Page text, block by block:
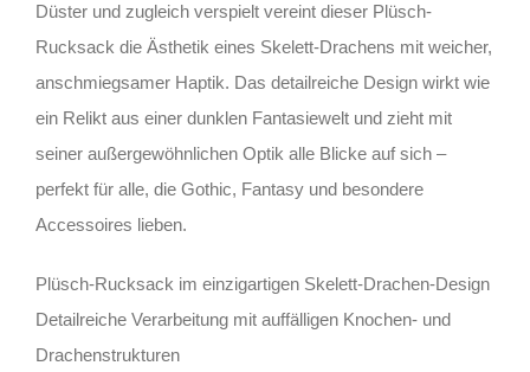
Düster und zugleich verspielt vereint dieser Plüsch-
Rucksack die Ästhetik eines Skelett-Drachens mit weicher,
anschmiegsamer Haptik. Das detailreiche Design wirkt wie
ein Relikt aus einer dunklen Fantasiewelt und zieht mit
seiner außergewöhnlichen Optik alle Blicke auf sich –
perfekt für alle, die Gothic, Fantasy und besondere
Accessoires lieben.
Plüsch-Rucksack im einzigartigen Skelett-Drachen-Design
Detailreiche Verarbeitung mit auffälligen Knochen- und
Drachenstrukturen